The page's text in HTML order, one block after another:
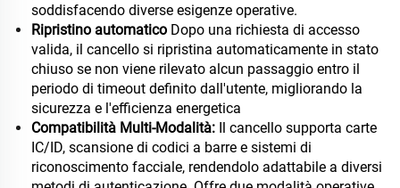
soddisfacendo diverse esigenze operative.
Ripristino automatico Dopo una richiesta di accesso
valida, il cancello si ripristina automaticamente in stato
chiuso se non viene rilevato alcun passaggio entro il
periodo di timeout definito dall'utente, migliorando la
sicurezza e l'efficienza energetica
Compatibilità Multi-Modalità: Il cancello supporta carte
IC/ID, scansione di codici a barre e sistemi di
riconoscimento facciale, rendendolo adattabile a diversi